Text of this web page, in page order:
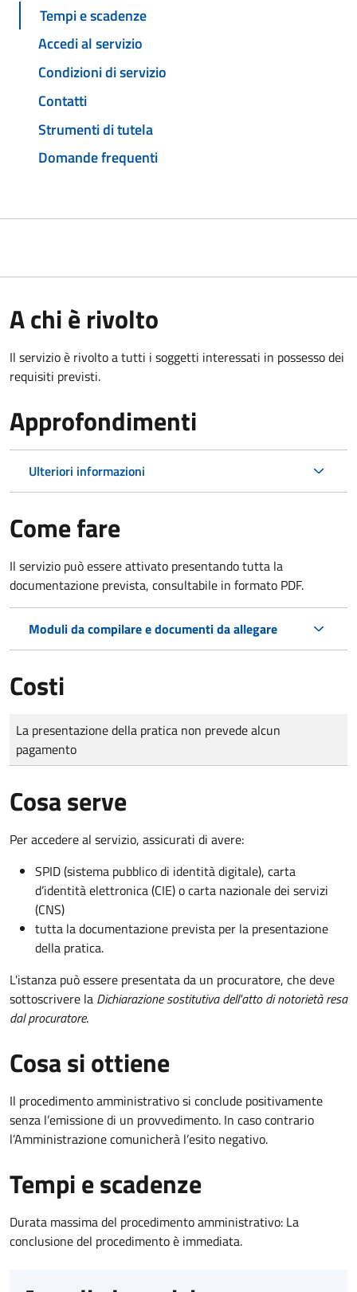
Tempi e scadenze
Accedi al servizio
Condizioni di servizio
Contatti
Strumenti di tutela
Domande frequenti
A chi è rivolto
Il servizio è rivolto a tutti i soggetti interessati in possesso dei
requisiti previsti.
Approfondimenti
Ulteriori informazioni
Come fare
Il servizio può essere attivato presentando tutta la
documentazione prevista, consultabile in formato PDF.
Moduli da compilare e documenti da allegare
Costi
Tipo di pagamento
Importo
La presentazione della pratica non prevede alcun
pagamento
Cosa serve
Per accedere al servizio, assicurati di avere:
SPID (sistema pubblico di identità digitale), carta
d’identità elettronica (CIE) o carta nazionale dei servizi
(CNS)
tutta la documentazione prevista per la presentazione
della pratica.
L'istanza può essere presentata da un procuratore, che deve
sottoscrivere la Dichiarazione sostitutiva dell'atto di notorietà resa
dal procuratore.
Cosa si ottiene
Il procedimento amministrativo si conclude positivamente
senza l’emissione di un provvedimento. In caso contrario
l’Amministrazione comunicherà l’esito negativo.
Tempi e scadenze
Durata massima del procedimento amministrativo: La
conclusione del procedimento è immediata.